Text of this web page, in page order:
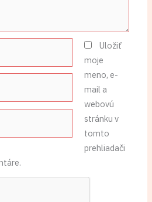
Uložiť
moje
meno, e-
mail a
webovú
stránku v
tomto
prehliadači